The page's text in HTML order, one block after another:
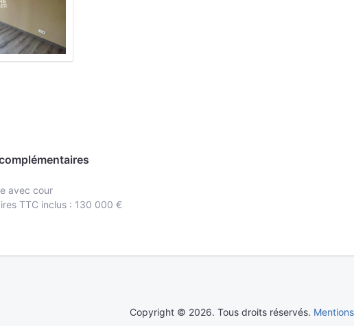
avec cour
TTC inclus : 130 000 €
Copyright © 2026. Tous droits réservés.